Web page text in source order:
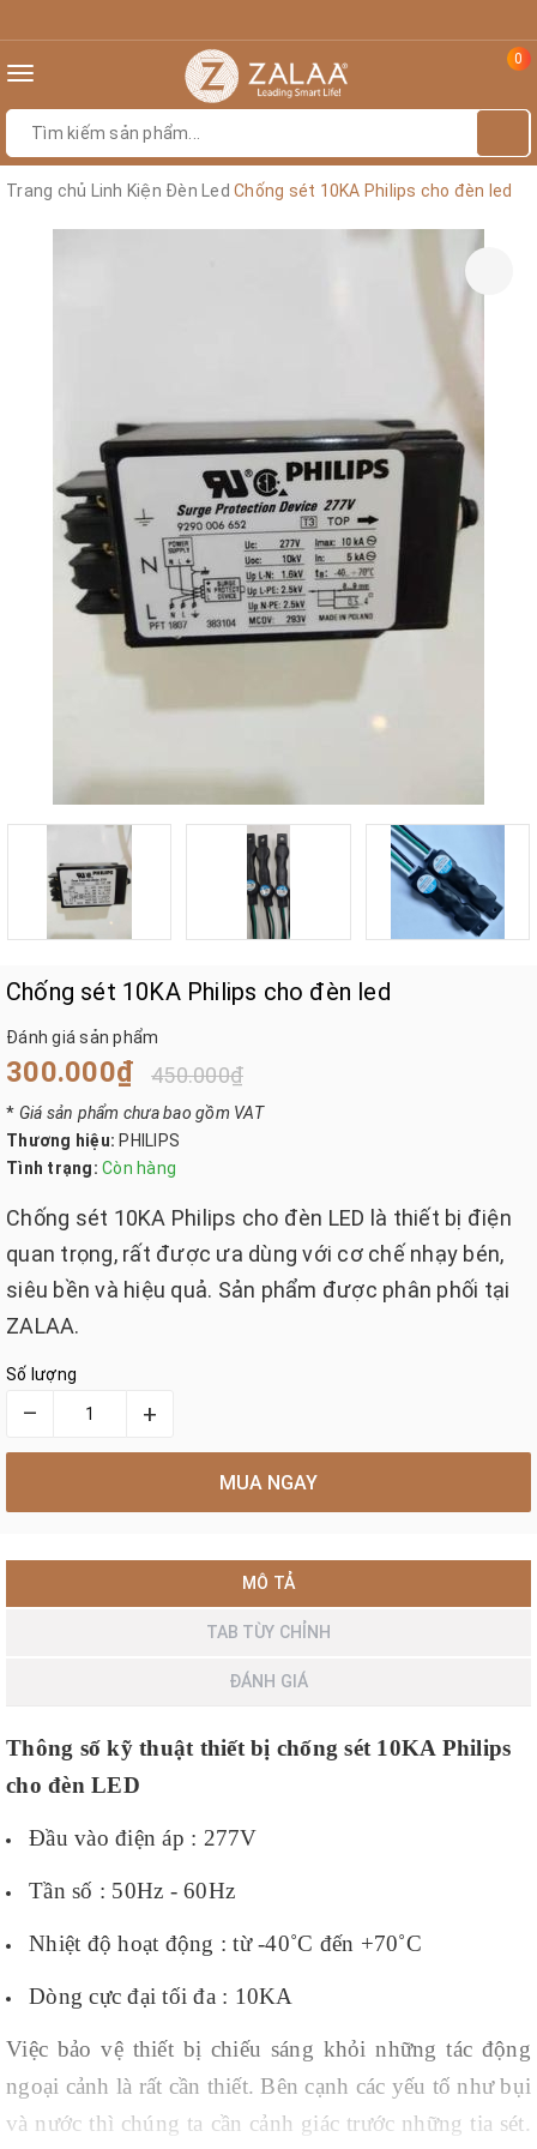
Toggle
0
Trang chủ Linh Kiện Đèn Led Chống sét 10KA Philips cho đèn led
Chống sét 10KA Philips cho đèn led
Đánh giá sản phẩm
300.000₫ 450.000₫
* Giá sản phẩm chưa bao gồm VAT
Thương hiệu: PHILIPS
Tình trạng: Còn hàng
Chống sét 10KA Philips cho đèn LED là thiết bị điện
quan trọng, rất được ưa dùng với cơ chế nhạy bén,
siêu bền và hiệu quả. Sản phẩm được phân phối tại
ZALAA.
Số lượng
– +
MUA NGAY
MÔ TẢ
TAB TÙY CHỈNH
ĐÁNH GIÁ
Thông số kỹ thuật thiết bị chống sét 10KA Philips
cho đèn LED
Đầu vào điện áp : 277V
Tần số : 50Hz - 60Hz
Nhiệt độ hoạt động : từ -40˚C đến +70˚C
Dòng cực đại tối đa : 10KA
Việc bảo vệ thiết bị chiếu sáng khỏi những tác động
ngoại cảnh là rất cần thiết. Bên cạnh các yếu tố như bụi
và nước thì chúng ta cần cảnh giác trước những tia sét.